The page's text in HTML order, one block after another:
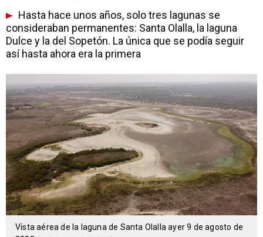
Hasta hace unos años, solo tres lagunas se
consideraban permanentes: Santa Olalla, la laguna
Dulce y la del Sopetón. La única que se podía seguir
así hasta ahora era la primera
Vista aérea de la laguna de Santa Olalla ayer 9 de agosto de